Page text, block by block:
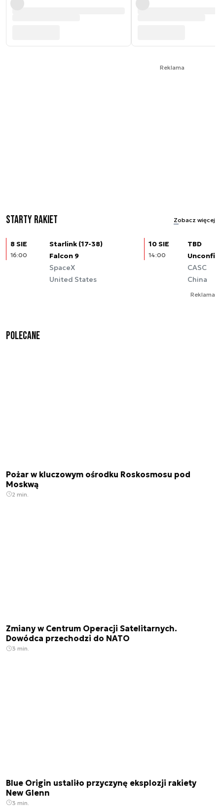
Reklama
Starty rakiet Zobacz więcej
8 SIE
16:00
Starlink (17-38)
Falcon 9
SpaceX
United States
10 SIE
14:00
TBD
CASC
China
Reklama
Polecane
Pożar w kluczowym ośrodku Roskosmosu pod
Moskwą
2 min.
Zmiany w Centrum Operacji Satelitarnych.
Dowódca przechodzi do NATO
3 min.
Blue Origin ustaliło przyczynę eksplozji rakiety
New Glenn
3 min.